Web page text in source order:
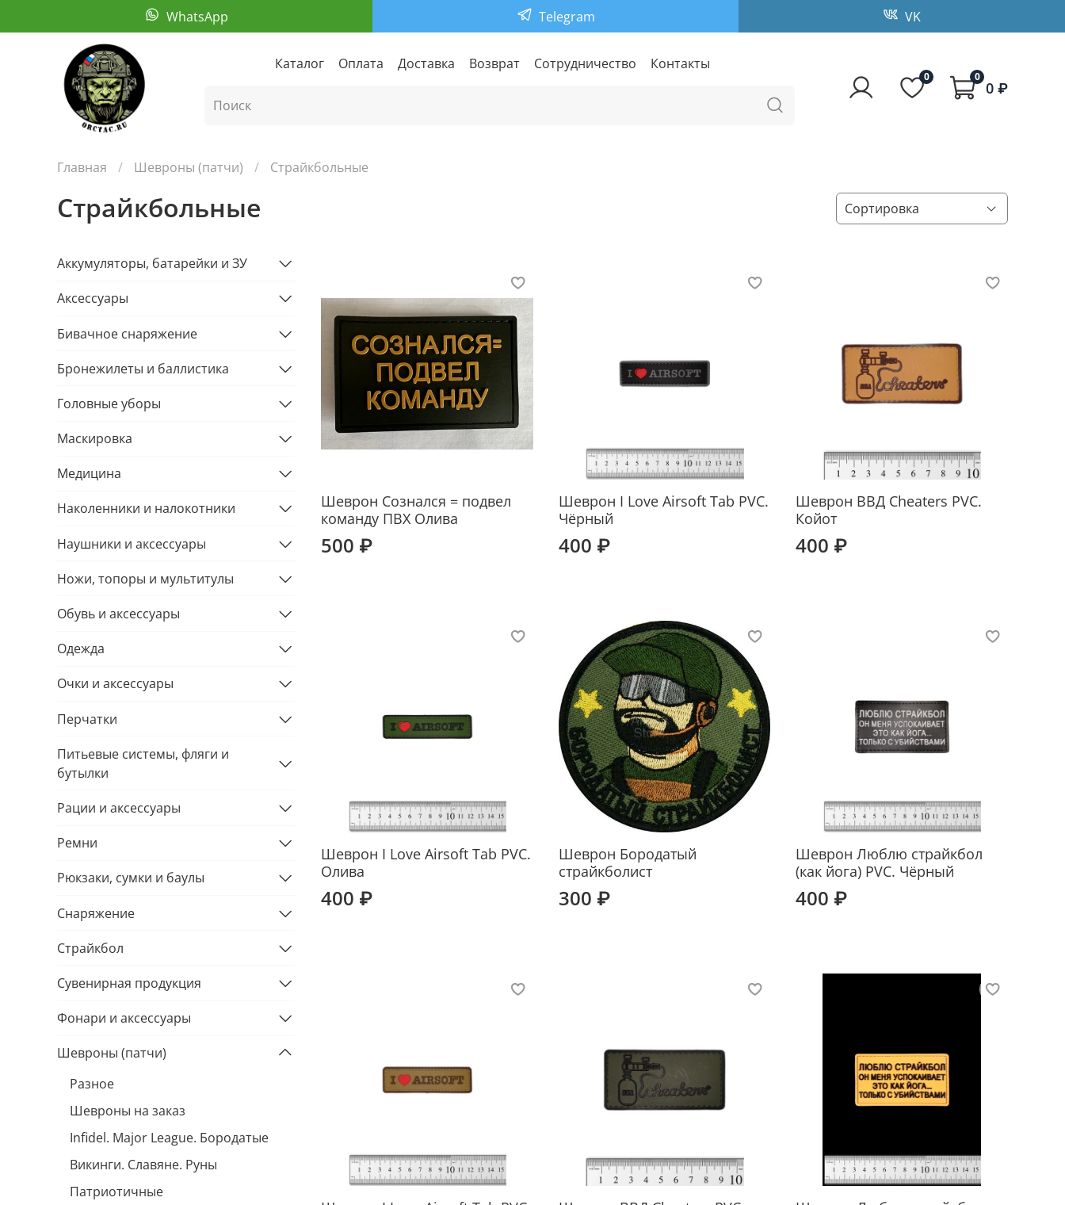
WhatsApp Telegram VK
Каталог Оплата Доставка Возврат Сотрудничество Контакты
0 0
0 ₽
Главная Шевроны (патчи) Страйкбольные
Страйкбольные
Шеврон Сознался = подвел
команду ПВХ Олива
500 ₽
Шеврон I Love Airsoft Tab PVC.
Чёрный
400 ₽
Шеврон ВВД Cheaters PVC.
Койот
400 ₽
Шеврон I Love Airsoft Tab PVC.
Олива
400 ₽
Шеврон Бородатый
страйкболист
300 ₽
Шеврон Люблю страйкбол
(как йога) PVC. Чёрный
400 ₽
Аккумуляторы, батарейки и ЗУ
Аксессуары
Бивачное снаряжение
Бронежилеты и баллистика
Головные уборы
Маскировка
Медицина
Наколенники и налокотники
Наушники и аксессуары
Ножи, топоры и мультитулы
Обувь и аксессуары
Одежда
Очки и аксессуары
Перчатки
Питьевые системы, фляги и
бутылки
Рации и аксессуары
Ремни
Рюкзаки, сумки и баулы
Снаряжение
Страйкбол
Сувенирная продукция
Фонари и аксессуары
Шевроны (патчи)
Разное
Шевроны на заказ
Infidel. Major League. Бородатые
Викинги. Славяне. Руны
Патриотичные